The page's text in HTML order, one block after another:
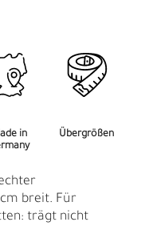
in
Übergrößen
breit. Für
trägt nicht